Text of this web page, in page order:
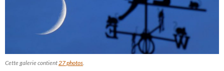
Cette galerie contient 27 photos